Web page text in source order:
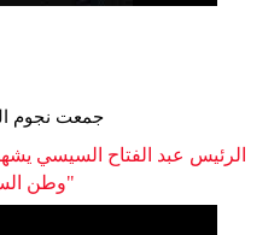
جمعت نجوم
الرئيس عبد الفتاح السيسي
"وطن